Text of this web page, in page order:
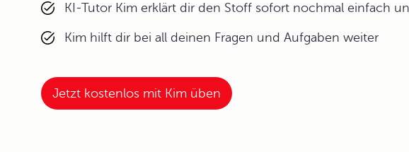
KI-Tutor Kim erklärt dir den Stoff sofort nochmal einfach
Kim hilft dir bei all deinen Fragen und Aufgaben weiter
Jetzt kostenlos mit Kim üben